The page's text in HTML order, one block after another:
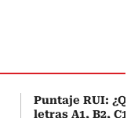
Puntaje RUI:
letras A1, B2, C1